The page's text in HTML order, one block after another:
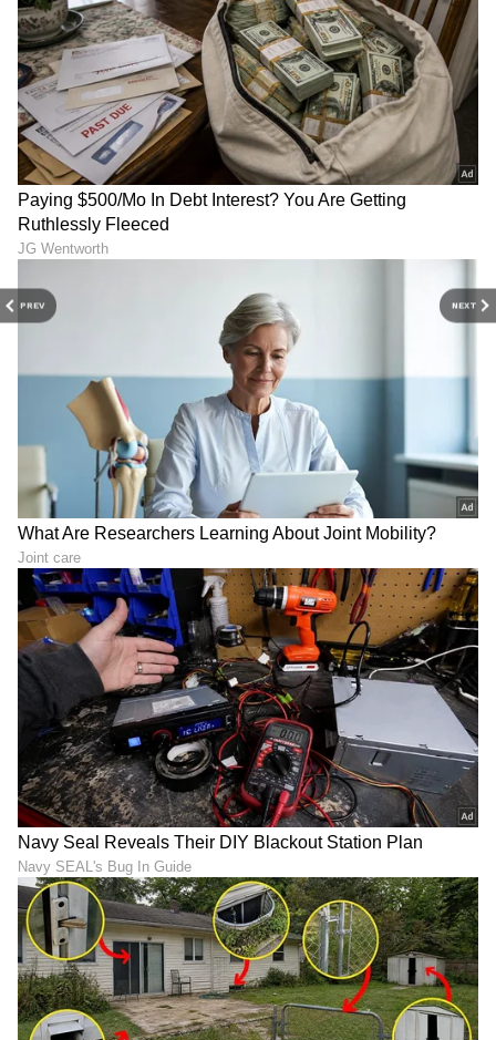
PREV NEXT
ನಗರಪಾಲಿಕೆ ಪಾಲಿಕೆ ಸದಸ್ಯರಾದ ಶಾರದಮ್ಮ ಈಶ್ವರ್‌, ಶಾಂತ
ವಡಿವೇಲು, ಪಿ.ಟಿ. ಕೃಷ್ಣ, ಕೆ.ಆರ್‌. ಕ್ಷೇತ್ರದ ಮಂಡಲದ ಅಧ್ಯಕ್ಷ
ವಡಿವೇಲು, ಅಂಬೇಡ್ಕರ್‌ ನಿಗಮದ ಅಧಿಕಾರಿ ಸುಧಾಮಣಿ,
ಹಿಂದುಳಿದ ವರ್ಗಗಳ ಅಭಿವೃದ್ಧಿ ನಿಗಮದ ಜಿ.ಆರ್‌. ಮಹೇಶ್‌,
ಹಿಂದುಳಿದ ಮೋರ್ಚಾದ ನಾಗರಾಜು, ಶಿವಪ್ಪ ಮೊದಲಾದವರು
ಇದ್ದರು.